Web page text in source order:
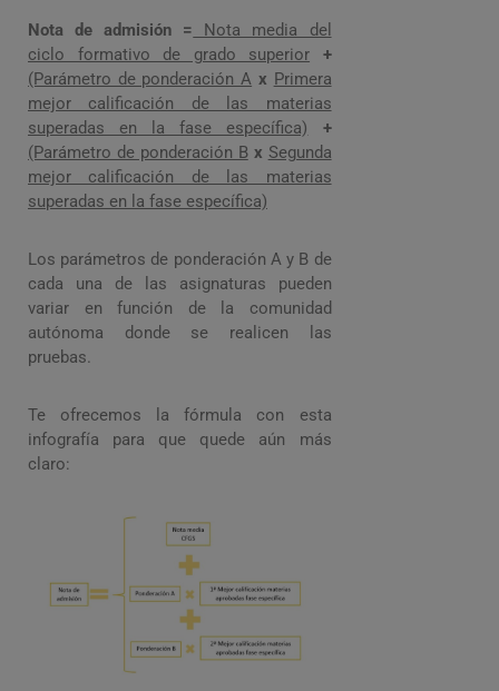
Nota de admisión = Nota media del
ciclo formativo de grado superior +
(Parámetro de ponderación A x Primera
mejor calificación de las materias
superadas en la fase específica) +
(Parámetro de ponderación Bx Segunda
mejor calificación de las materias
superadas en la fase específica)
Los parámetros de ponderación A y B de
cada una de las asignaturas pueden
variar en función de la comunidad
autónoma donde se realicen las
pruebas.
Te ofrecemos la fórmula con esta
infografía para que quede aún más
claro: